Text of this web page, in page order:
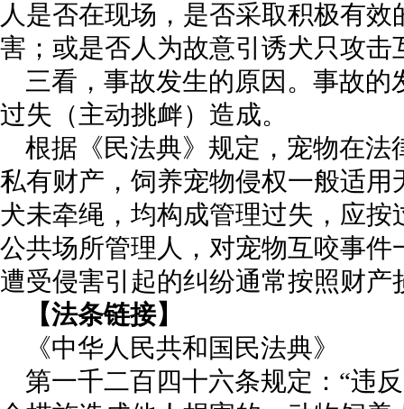
人是否在现场，是否采取积极有
害；或是否人为故意引诱犬只攻击
三看，事故发生的原因。事故
过失（主动挑衅）造成。
根据《民法典》规定，宠物在
私有财产，饲养宠物侵权一般适
犬未牵绳，均构成管理过失，应
公共场所管理人，对宠物互咬事
遭受侵害引起的纠纷通常按照财
【法条链接】
《中华人民共和国民法典》
第一千二百四十六条规定：“违